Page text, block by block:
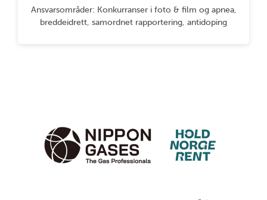
Ansvarsområder: Konkurranser i foto & film og apnea,
breddeidrett, samordnet rapportering, antidoping